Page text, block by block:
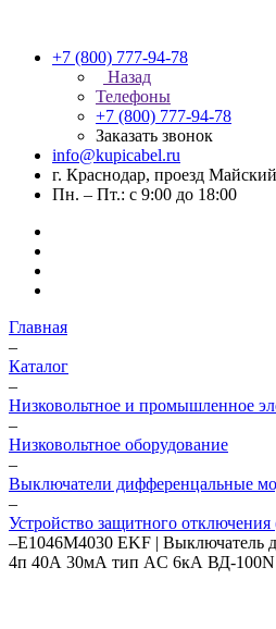
+7 (800) 777-94-78
Назад
Телефоны
+7 (800) 777-94-78
Заказать звонок
info@kupicabel.ru
г. Краснодар, проезд
Пн. – Пт.: с 9:00 до 18:00
Главная
–
Каталог
–
Низковольтное и промышленное
–
Низковольтное оборудование
–
Выключатели дифференцальные
–
Устройство защитного
–E1046M4030 EKF | Выключатель
4п 40А 30мА тип AC 6кА ВД-100N